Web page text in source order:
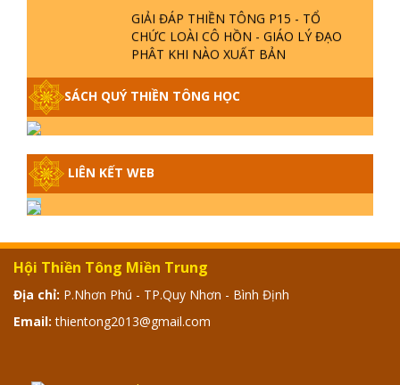
GIẢI ĐÁP THIỀN TÔNG P15 - TỔ
CHỨC LOÀI CÔ HỒN - GIÁO LÝ ĐẠO
PHẬT KHI NÀO XUẤT BẢN
GIẢI ĐÁP THIỀN TÔNG ĐẶC BIỆT -
GIẢI ĐÁP THIỀN TÔNG ĐẶC BIỆT -
P13 - CON NGƯỜI TU THÀNH PHẬT
ĐƯỢC KHÔNG? XÁ LỢI PHẬT THẬT -
GIẢI ĐÁP THIỀN TÔNG ĐẶC BIỆT -
P12 - SỰ THẬT VỀ ĐẠI HỒNG THỦY?
TRỜI ĐÁNH THÁNH ĐÂM THẦN VẶN
HỌNG?
SÁCH QUÝ THIỀN TÔNG HỌC
LIÊN KẾT WEB
Hội Thiền Tông Miền Trung
Địa chỉ: P.Nhơn Phú - TP.Quy Nhơn - Bình Định
Email: thientong2013@gmail.com